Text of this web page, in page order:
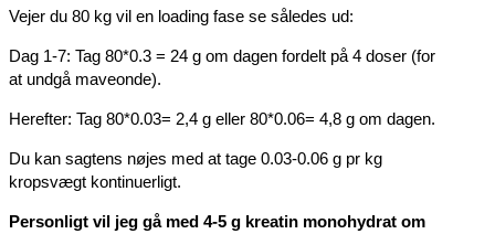
Vejer du 80 kg vil en loading fase se således ud:
Dag 1-7: Tag 80*0.3 = 24 g om dagen fordelt på 4 doser (for
at undgå maveonde).
Herefter: Tag 80*0.03= 2,4 g eller 80*0.06= 4,8 g om dagen.
Du kan sagtens nøjes med at tage 0.03-0.06 g pr kg
kropsvægt kontinuerligt.
Personligt vil jeg gå med 4-5 g kreatin monohydrat om